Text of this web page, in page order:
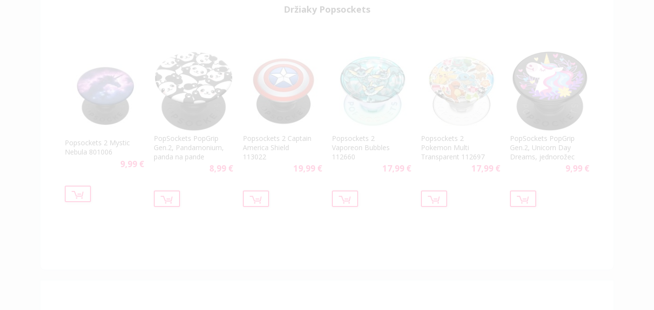
Držiaky Popsockets
Popsockets 2 Mystic
Nebula 801006
9,99 €
PopSockets PopGrip
Gen.2, Pandamonium,
panda na pande
8,99 €
Popsockets 2 Captain
America Shield
113022
19,99 €
Popsockets 2
Vaporeon Bubbles
112660
17,99 €
Popsockets 2
Pokemon Multi
Transparent 112697
17,99 €
PopSockets PopGrip
Gen.2, Unicorn Day
Dreams, jednorožec
9,99 €